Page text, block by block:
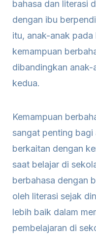
bahasa dan literasi
dengan ibu
itu, anak-anak
kemampuan
dibandingkan
kedua.
Kemampuan
sangat penting bagi
berkaitan dengan
saat belajar di
berbahasa dengan
oleh literasi sejak
lebih baik dalam
pembelajaran di